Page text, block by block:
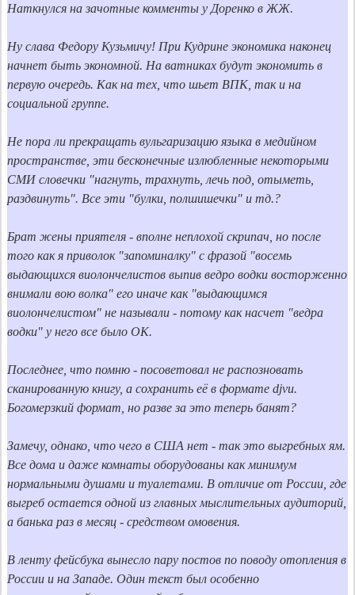
Наткнулся на зачотные комменты у Доренко в ЖЖ.
Ну слава Федору Кузьмичу! При Кудрине экономика наконец
начнет быть экономной. На ватниках будут экономить в
первую очередь. Как на тех, что шьет ВПК, так и на
социальной группе.
Не пора ли прекращать вульгаризацию языка в медийном
пространстве, эти бесконечные излюбленные некоторыми
СМИ словечки "нагнуть, трахнуть, лечь под, отыметь,
раздвинуть". Все эти "булки, полшишечки" и тд.?
Брат жены приятеля - вполне неплохой скрипач, но после
того как я приволок "запоминалку" с фразой "восемь
выдающихся виолончелистов выпив ведро водки восторженно
внимали вою волка" его иначе как "выдающимся
виолончелистом" не называли - потому как насчет "ведра
водки" у него все было ОК.
Последнее, что помню - посоветовал не распозновать
сканированную книгу, а сохранить её в формате djvu.
Богомерзкий формат, но разве за это теперь банят?
Замечу, однако, что чего в США нет - так это выгребных ям.
Все дома и даже комнаты оборудованы как минимум
нормальными душами и туалетами. В отличие от России, где
выгреб остается одной из главных мыслительных аудиторий,
а банька раз в месяц - средством омовения.
В ленту фейсбука вынесло пару постов по поводу отопления в
России и на Западе. Один текст был особенно